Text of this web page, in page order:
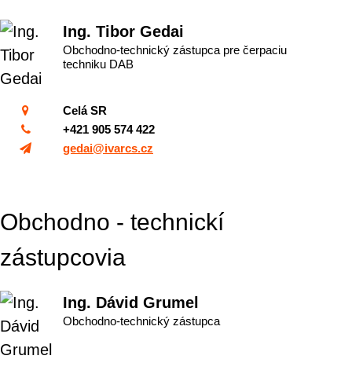
Ing. Tibor Gedai
Obchodno-technický zástupca pre čerpaciu
techniku DAB
Celá SR
+421 905 574 422
gedai@ivarcs.cz
Obchodno - technickí
zástupcovia
Ing. Dávid Grumel
Obchodno-technický zástupca